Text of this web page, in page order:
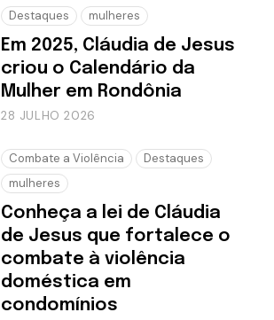
Destaques mulheres
Em 2025, Cláudia de Jesus
criou o Calendário da
Mulher em Rondônia
28 JULHO 2026
Combate a Violência
Destaques
mulheres
Conheça a lei de Cláudia
de Jesus que fortalece o
combate à violência
doméstica em
condomínios